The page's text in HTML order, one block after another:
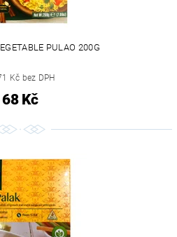
PULAO 200G
Kč bez DPH
68 Kč